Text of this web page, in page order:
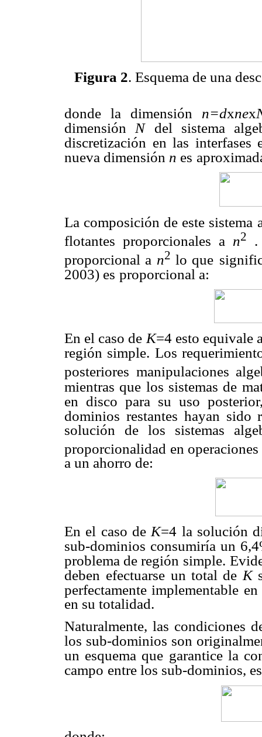
Figura 2. Esquema de una
donde la dimensión n=dxnex
dimensión N del sistema
discretización en las interfases
nueva dimensión n es
La composición de este sistema
flotantes proporcionales a n2
.
proporcional a n2 lo que
2003) es proporcional a:
En el caso de K=4 esto equivale
región simple. Los
posteriores manipulaciones
mientras que los sistemas de
en disco para su uso
dominios restantes hayan sido
solución de los sistemas
proporcionalidad en
a un ahorro de:
En el caso de K=4 la solución
sub-dominios consumiría un
problema de región simple.
deben efectuarse un total de K
perfectamente implementable
en su totalidad.
Naturalmente, las condiciones
los sub-dominios son
un esquema que garantice la
campo entre los sub-dominios,